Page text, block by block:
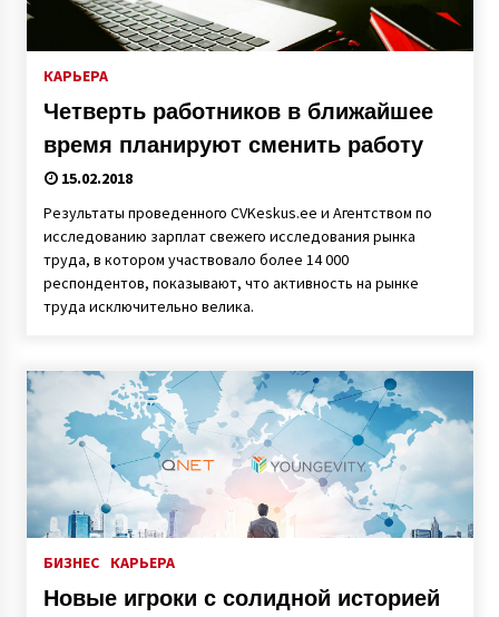
КАРЬЕРА
Четверть работников в ближайшее
время планируют сменить работу
15.02.2018
Результаты проведенного CVKeskus.ee и Агентством по
исследованию зарплат свежего исследования рынка
труда, в котором участвовало более 14 000
респондентов, показывают, что активность на рынке
труда исключительно велика.
БИЗНЕС КАРЬЕРА
Новые игроки с солидной историей